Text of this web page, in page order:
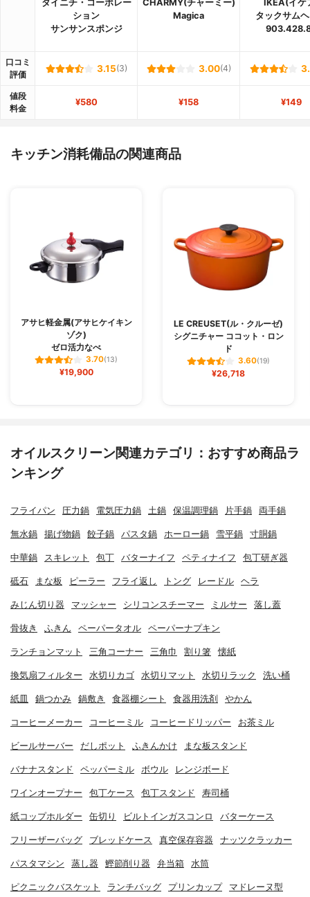
ダイニチ・コーポレー
ション
サンサンスポンジ
CHARMY(チャーミー)
Magica
IKEA(イケ
タックサム
口コミ
評価
3.15(3) 3.00(4)
値段
料金
¥580 ¥158 ¥149
キッチン消耗備品の関連商品
アサヒ軽金属(アサヒケイキン
ゾク)
ゼロ活力なべ
3.70(13)
¥19,900
LE CREUSET(ル・クルーゼ)
シグニチャー ココット・ロン
ド
3.60(19)
¥26,718
オイルスクリーン関連カテゴリ：おすすめ商品ラ
ンキング
フライパン 圧力鍋 電気圧力鍋 土鍋 保温調理鍋 片手鍋 両手鍋
無水鍋 揚げ物鍋 餃子鍋 パスタ鍋 ホーロー鍋 雪平鍋 寸胴鍋
中華鍋 スキレット 包丁 バターナイフ ペティナイフ 包丁研ぎ器
砥石 まな板 ピーラー フライ返し トング レードル ヘラ
みじん切り器 マッシャー シリコンスチーマー ミルサー 落し蓋
骨抜き ふきん ペーパータオル ペーパーナプキン
ランチョンマット 三角コーナー 三角巾 割り箸 懐紙
換気扇フィルター 水切りカゴ 水切りマット 水切りラック 洗い桶
紙皿 鍋つかみ 鍋敷き 食器棚シート 食器用洗剤 やかん
コーヒーメーカー コーヒーミル コーヒードリッパー お茶ミル
ビールサーバー だしポット ふきんかけ まな板スタンド
バナナスタンド ペッパーミル ボウル レンジボード
ワインオープナー 包丁ケース 包丁スタンド 寿司桶
紙コップホルダー 缶切り ビルトインガスコンロ バターケース
フリーザーバッグ ブレッドケース 真空保存容器 ナッツクラッカー
パスタマシン 蒸し器 鰹節削り器 弁当箱 水筒
ピクニックバスケット ランチバッグ プリンカップ マドレーヌ型